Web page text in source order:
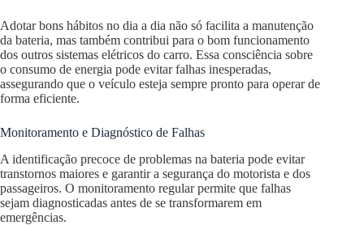
Adotar bons hábitos no dia a dia não só facilita a manutenção
da bateria, mas também contribui para o bom funcionamento
dos outros sistemas elétricos do carro. Essa consciência sobre
o consumo de energia pode evitar falhas inesperadas,
assegurando que o veículo esteja sempre pronto para operar de
forma eficiente.
Monitoramento e Diagnóstico de Falhas
A identificação precoce de problemas na bateria pode evitar
transtornos maiores e garantir a segurança do motorista e dos
passageiros. O monitoramento regular permite que falhas
sejam diagnosticadas antes de se transformarem em
emergências.